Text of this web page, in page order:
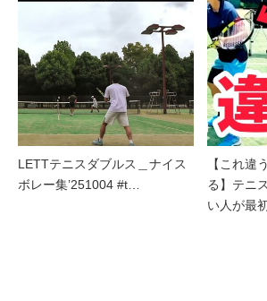
LETTテニスダブルス＿ナイス
ボレー集’251004 #t…
【これ違
る】テニ
い人が最